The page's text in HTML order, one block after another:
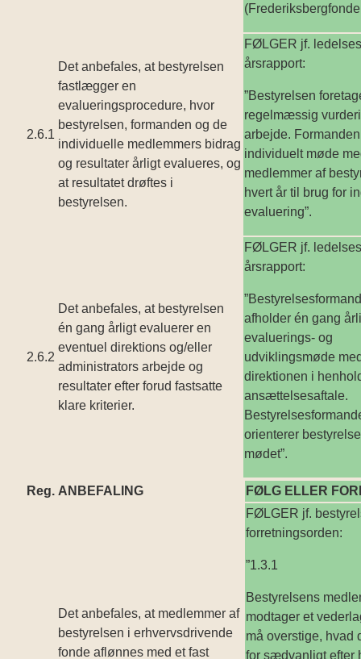
2.6.1
Det anbefales, at bestyrelsen
fastlægger en
evalueringsprocedure, hvor
bestyrel­sen, formanden og de
individuelle medlemmers bidrag
og resultater årligt evalueres, og
at resultatet drøftes i
bestyrelsen.
FØLGER jf.
årsrapport:
”Bestyrelsen
regelmæssig
arbejde.
individuelt møde
medlemmer af
hvert år til brug for
evaluering”.
2.6.2
Det anbefales, at bestyrelsen
én gang årligt evaluerer en
eventuel direktions og/eller
administrators arbejde og
resultater efter forud fastsatte
klare kriterier.
FØLGER jf.
årsrapport:
afholder én gang
evaluerings- og
udviklingsmøde
direktionen i
ansættelsesaftale.
orienterer
mødet”.
Reg. ANBEFALING FØLG ELLER
Det anbefales, at medlemmer af
bestyrelsen i erhvervsdrivende
fonde aflønnes med et fast
FØLGER jf.
forretningsorden:
”1.3.1
Bestyrelsens
modtager et
må overstige, hvad
for sædvanligt efter